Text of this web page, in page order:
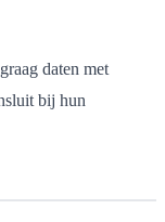
daten met
bij hun